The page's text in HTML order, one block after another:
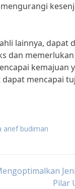
lainnya, dapat
dan
kemajuan
mencapai
arief budiman
Pilar